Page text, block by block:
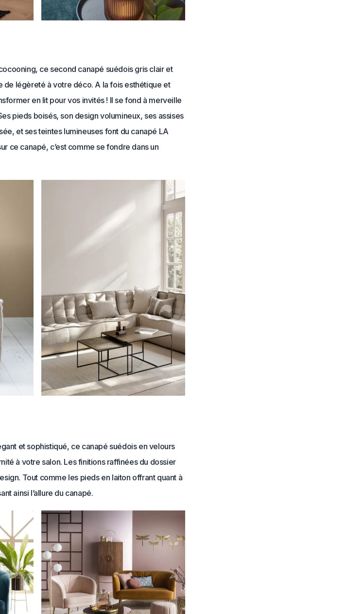
ce second canapé suédois gris clair et
de légèreté à votre déco. A la fois esthétique et
en lit pour vos invités ! Il se fond à merveille
pieds boisés, son design volumineux, ses assises
et ses teintes lumineuses font du canapé LA
ce canapé, c’est comme se fondre dans un
et sophistiqué, ce canapé suédois en velours
à votre salon. Les finitions raffinées du dossier
Tout comme les pieds en laiton offrant quant à
ainsi l’allure du canapé.